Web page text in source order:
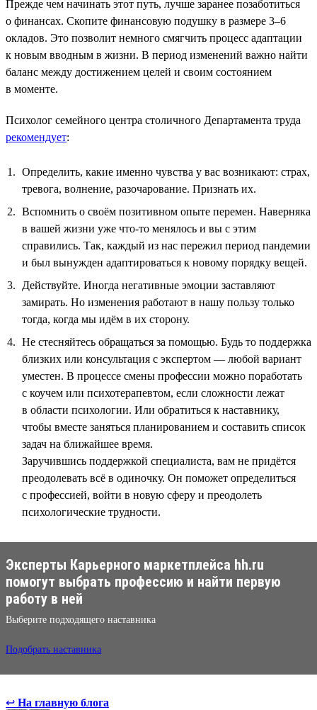
Прежде чем начинать этот путь, лучше заранее позаботиться
о финансах. Скопите финансовую подушку в размере 3–6
окладов. Это позволит немного смягчить процесс адаптации
к новым вводным в жизни. В период изменений важно найти
баланс между достижением целей и своим состоянием
в моменте.
Психолог семейного центра столичного Департамента труда
рекомендует:
Определить, какие именно чувства у вас возникают: страх,
тревога, волнение, разочарование. Признать их.
Вспомнить о своём позитивном опыте перемен. Наверняка
в вашей жизни уже что-то менялось и вы с этим
справились. Так, каждый из нас пережил период пандемии
и был вынужден адаптироваться к новому порядку вещей.
Действуйте. Иногда негативные эмоции заставляют
замирать. Но изменения работают в нашу пользу только
тогда, когда мы идём в их сторону.
Не стесняйтесь обращаться за помощью. Будь то поддержка
близких или консультация с экспертом — любой вариант
уместен. В процессе смены профессии можно поработать
с коучем или психотерапевтом, если сложности лежат
в области психологии. Или обратиться к наставнику,
чтобы вместе заняться планированием и составить список
задач на ближайшее время.
Заручившись поддержкой специалиста, вам не придётся
преодолевать всё в одиночку. Он поможет определиться
с профессией, войти в новую сферу и преодолеть
психологические трудности.
Эксперты Карьерного маркетплейса hh.ru
помогут выбрать профессию и найти первую
работу в ней
Выберите подходящего наставника
Подобрать наставника
↩ На главную блога